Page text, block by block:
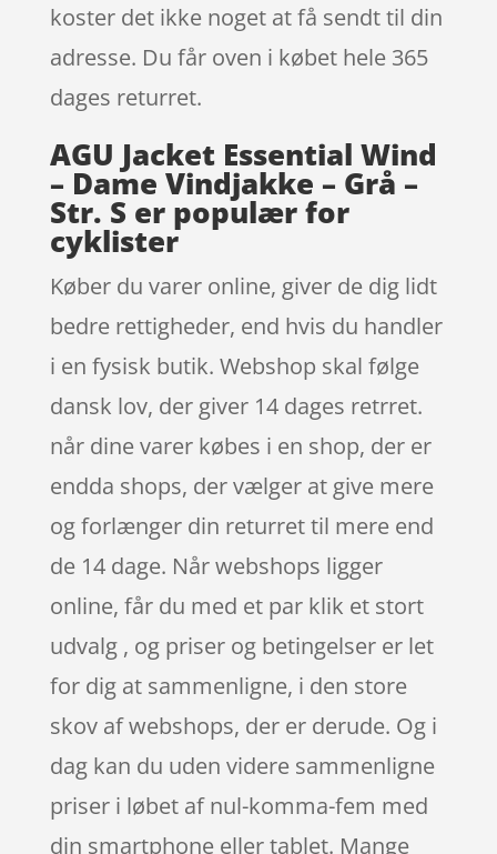
koster det ikke noget at få sendt til din
adresse. Du får oven i købet hele 365
dages returret.
AGU Jacket Essential Wind
– Dame Vindjakke – Grå –
Str. S er populær for
cyklister
Køber du varer online, giver de dig lidt
bedre rettigheder, end hvis du handler
i en fysisk butik. Webshop skal følge
dansk lov, der giver 14 dages retrret.
når dine varer købes i en shop, der er
endda shops, der vælger at give mere
og forlænger din returret til mere end
de 14 dage. Når webshops ligger
online, får du med et par klik et stort
udvalg , og priser og betingelser er let
for dig at sammenligne, i den store
skov af webshops, der er derude. Og i
dag kan du uden videre sammenligne
priser i løbet af nul-komma-fem med
din smartphone eller tablet. Mange